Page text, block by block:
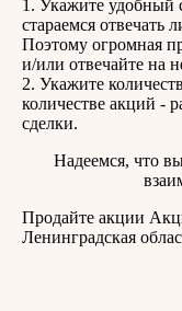
1. Укажите удобный
стараемся отвечать
Поэтому огромная
и/или отвечайте на
2. Укажите
количестве акций -
сделки.
Надеемся, что
Продайте акции
Ленинградская